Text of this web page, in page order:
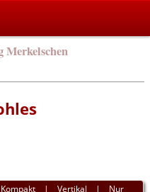
Merkelschen
Kompakt |Vertikal | Nur